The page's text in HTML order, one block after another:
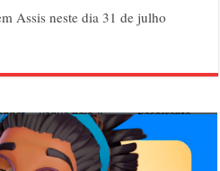
Assis neste dia 31 de julho